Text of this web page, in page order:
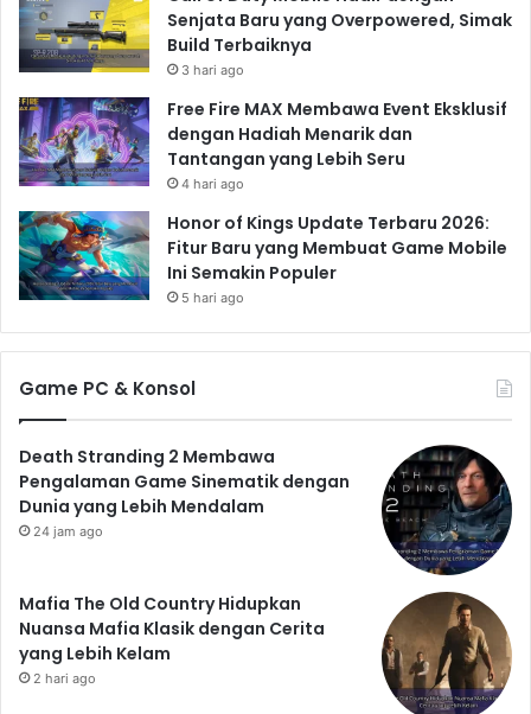
Kolaborasi epik antara Captain America dan Black
Panther di tahun 1943, meskipun hanya terjadi dalam
dunia fiksi Marvel Comics, menawarkan sebuah narasi
yang kuat dan inspiratif. Ia menyoroti pentingnya kerja
sama, keberanian, dan harapan dalam menghadapi
tantangan global. Kisah mereka tetap relevan hingga
saat ini, mengingatkan kita akan kekuatan persatuan
dan pentingnya melawan ketidakadilan, sekaligus
menjadi bukti bahwa perbedaan budaya tidak
menghalangi kolaborasi untuk tujuan yang lebih besar.
Senjata Baru yang Overpowered, Simak
Build Terbaiknya
3 hari ago
Free Fire MAX Membawa Event Eksklusif
dengan Hadiah Menarik dan
Tantangan yang Lebih Seru
4 hari ago
Honor of Kings Update Terbaru 2026:
Fitur Baru yang Membuat Game Mobile
Ini Semakin Populer
5 hari ago
Game PC & Konsol
Death Stranding 2 Membawa
Pengalaman Game Sinematik dengan
Dunia yang Lebih Mendalam
24 jam ago
Mafia The Old Country Hidupkan
Nuansa Mafia Klasik dengan Cerita
yang Lebih Kelam
2 hari ago